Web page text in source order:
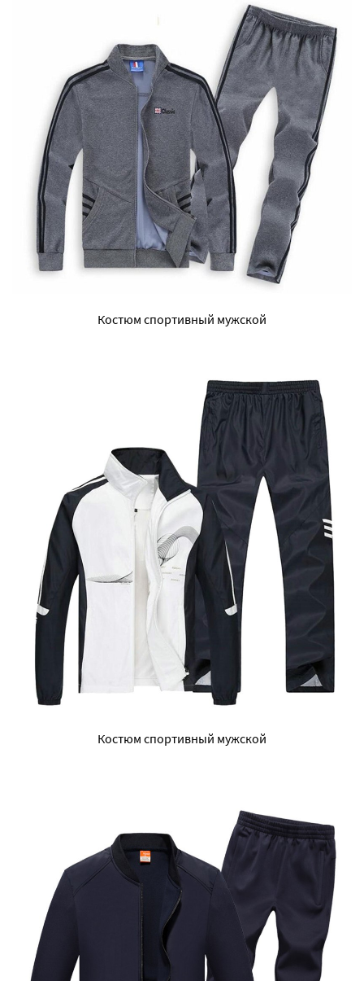
Костюм спортивный мужской
Костюм спортивный мужской